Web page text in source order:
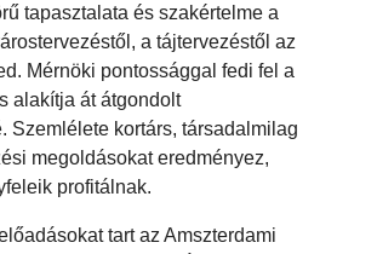
tapasztalata és szakértelme a
a tájtervezéstől az
Mérnöki pontossággal fedi fel a
alakítja át átgondolt
Szemlélete kortárs, társadalmilag
megoldásokat eredményez,
profitálnak.
tart az Amszterdami